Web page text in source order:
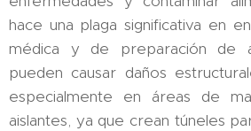
hace una plaga significativa en
médica y de preparación de
pueden causar daños
especialmente en áreas de
aislantes, ya que crean túneles